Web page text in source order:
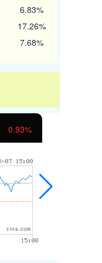
6.83%
17.26%
7.68%
0.93%